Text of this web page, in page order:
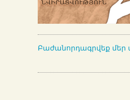
Բաժանորդագրվեք մեր